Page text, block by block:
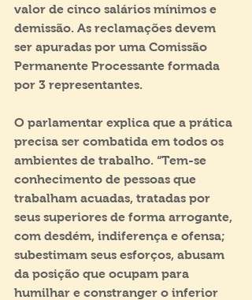
valor de cinco salários mínimos e
demissão. As reclamações devem
ser apuradas por uma Comissão
Permanente Processante formada
por 3 representantes.
O parlamentar explica que a prática
precisa ser combatida em todos os
ambientes de trabalho. “Tem-se
conhecimento de pessoas que
trabalham acuadas, tratadas por
seus superiores de forma arrogante,
com desdém, indiferença e ofensa;
subestimam seus esforços, abusam
da posição que ocupam para
humilhar e constranger o inferior